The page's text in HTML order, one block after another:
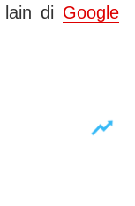
lain di Google